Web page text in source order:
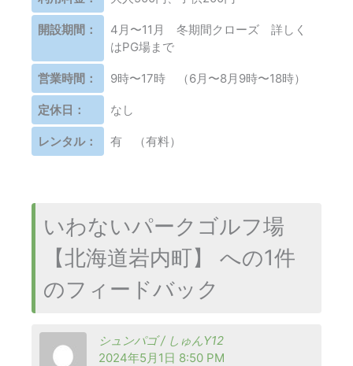
開設期間：
4月〜11月 冬期間クローズ 詳しく
はPG場まで
営業時間： 9時〜17時 （6月〜8月9時〜18時）
定休日： なし
レンタル： 有 （有料）
いわないパークゴルフ場
【北海道岩内町】 への1件
のフィードバック
シュンパゴ / しゅんY12
2024年5月1日 8:50 PM